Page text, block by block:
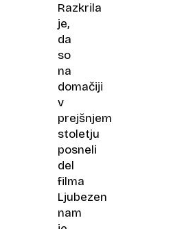
Razkrila
je,
da
so
na
domačiji
v
prejšnjem
stoletju
posneli
del
filma
Ljubezen
nam